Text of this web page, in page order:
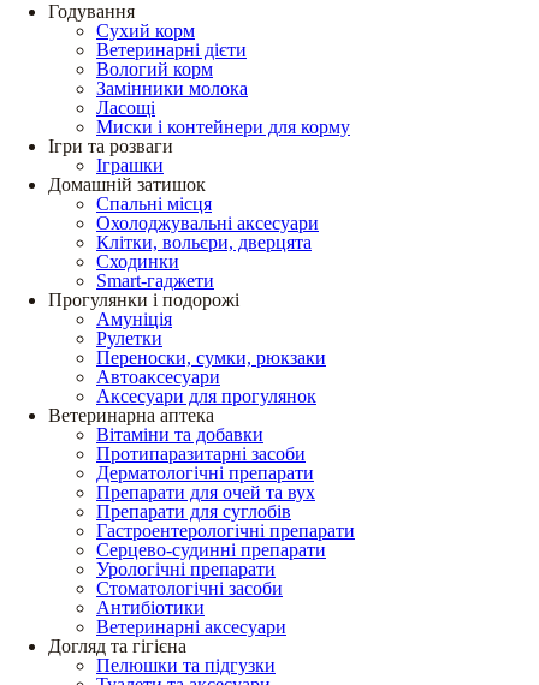
Годування
Сухий корм
Ветеринарні дієти
Вологий корм
Замінники молока
Ласощі
Миски і контейнери для корму
Ігри та розваги
Іграшки
Домашній затишок
Спальні місця
Охолоджувальні аксесуари
Клітки, вольєри, дверцята
Сходинки
Smart-гаджети
Прогулянки і подорожі
Амуніція
Рулетки
Переноски, сумки, рюкзаки
Автоаксесуари
Аксесуари для прогулянок
Ветеринарна аптека
Вітаміни та добавки
Протипаразитарні засоби
Дерматологічні препарати
Препарати для очей та вух
Препарати для суглобів
Гастроентерологічні препарати
Серцево-судинні препарати
Урологічні препарати
Стоматологічні засоби
Антибіотики
Ветеринарні аксесуари
Догляд та гігієна
Пелюшки та підгузки